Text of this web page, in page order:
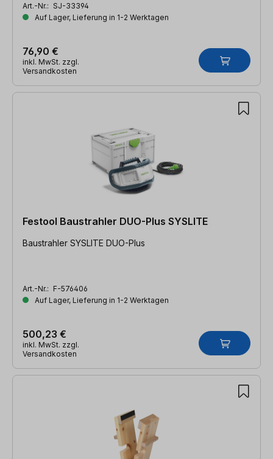
Art.-Nr.: SJ-33394
Auf Lager, Lieferung in 1-2 Werktagen
76,90 €
inkl. MwSt. zzgl.
Versandkosten
Festool Baustrahler DUO-Plus SYSLITE
Baustrahler SYSLITE DUO-Plus
Art.-Nr.: F-576406
Auf Lager, Lieferung in 1-2 Werktagen
500,23 €
inkl. MwSt. zzgl.
Versandkosten